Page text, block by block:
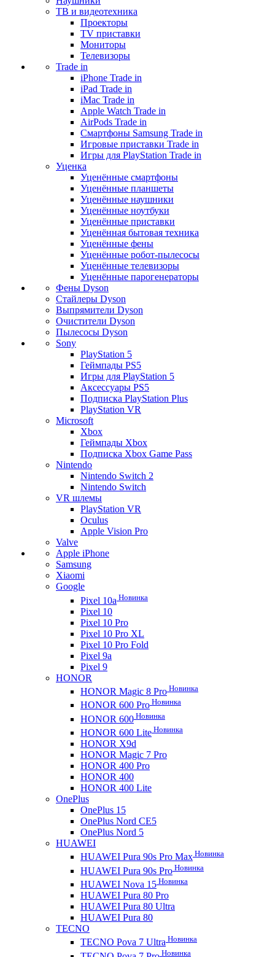
ТВ и видеотехника
Проекторы
TV приставки
Мониторы
Телевизоры
Trade in
iPhone Trade in
iPad Trade in
iMac Trade in
Apple Watch Trade in
AirPods Trade in
Смартфоны Samsung Trade in
Игровые приставки Trade in
Игры для PlayStation Trade in
Уценка
Уценённые смартфоны
Уценённые планшеты
Уценённые наушники
Уценённые ноутбуки
Уценённые приставки
Уценённая бытовая техника
Уценённые фены
Уценённые робот-пылесосы
Уценённые телевизоры
Уценённые парогенераторы
Фены Dyson
Стайлеры Dyson
Выпрямители Dyson
Очистители Dyson
Пылесосы Dyson
Sony
PlayStation 5
Геймпады PS5
Игры для PlayStation 5
Аксессуары PS5
Подписка PlayStation Plus
PlayStation VR
Microsoft
Xbox
Геймпады Xbox
Подписка Xbox Game Pass
Nintendo
Nintendo Switch 2
Nintendo Switch
VR шлемы
PlayStation VR
Oculus
Apple Vision Pro
Valve
Apple iPhone
Samsung
Xiaomi
Google
Pixel 10a Новинка
Pixel 10
Pixel 10 Pro
Pixel 10 Pro XL
Pixel 10 Pro Fold
Pixel 9a
Pixel 9
HONOR
HONOR Magic 8 Pro Новинка
HONOR 600 Pro Новинка
HONOR 600 Новинка
HONOR 600 Lite Новинка
HONOR X9d
HONOR Magic 7 Pro
HONOR 400 Pro
HONOR 400
HONOR 400 Lite
OnePlus
OnePlus 15
OnePlus Nord CE5
OnePlus Nord 5
HUAWEI
HUAWEI Pura 90s Pro Max Новинка
HUAWEI Pura 90s Pro Новинка
HUAWEI Nova 15 Новинка
HUAWEI Pura 80 Pro
HUAWEI Pura 80 Ultra
HUAWEI Pura 80
TECNO
TECNO Pova 7 Ultra Новинка
Новинка